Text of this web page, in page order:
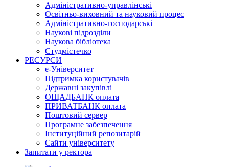
Адміністративно-управлінські
Освітньо-виховний та науковий процес
Адміністративно-господарські
Наукові підрозділи
Наукова бібліотека
Студмістечко
РЕСУРСИ
е-Університет
Підтримка користувачів
Державні закупівлі
ОЩАДБАНК оплата
ПРИВАТБАНК оплата
Поштовий сервер
Програмне забезпечення
Інституційний репозитарій
Сайти університету
Запитати у ректора